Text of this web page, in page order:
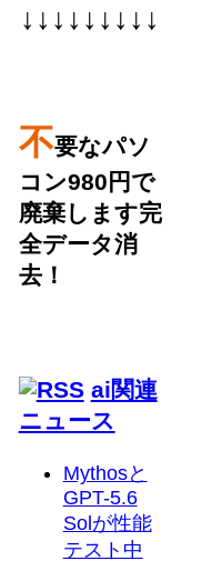
↓↓↓↓↓↓↓↓↓
不要なパソ
コン980円で
廃棄します完
全データ消
去！
ai関連
ニュース
Mythosと
GPT-5.6
Solが性能
テスト中